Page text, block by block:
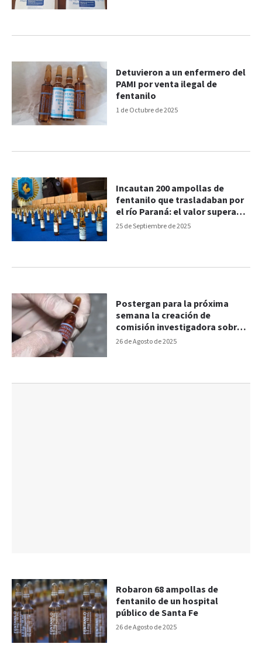
1 de Octubre de 2025
Detuvieron a un enfermero del
PAMI por venta ilegal de
fentanilo
25 de Septiembre de 2025
Incautan 200 ampollas de
fentanilo que trasladaban por
el río Paraná: el valor supera
los $400 millones
26 de Agosto de 2025
Postergan para la próxima
semana la creación de
comisión investigadora sobre
el fentanilo contaminado
26 de Agosto de 2025
Robaron 68 ampollas de
fentanilo de un hospital
público de Santa Fe